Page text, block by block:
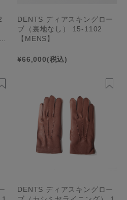
DENTS ディアスキングロー
ブ（裏地なし） 15-1102
【MENS】
¥66,000(税込)
DENTS ディアスキングロー